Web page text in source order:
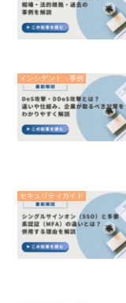
インシデント・事例
セキュリティガイド